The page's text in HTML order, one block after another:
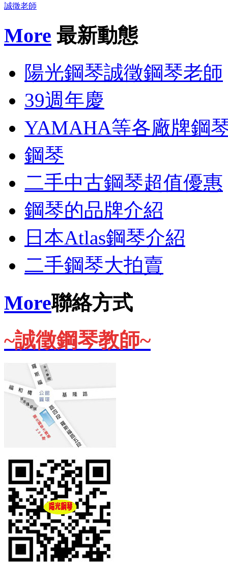
誠徵老師
More 最新動態
陽光鋼琴誠徵鋼琴老師
39週年慶
YAMAHA等各廠牌鋼
鋼琴
二手中古鋼琴超值優惠
鋼琴的品牌介紹
日本Atlas鋼琴介紹
二手鋼琴大拍賣
More聯絡方式
~誠徵鋼琴教師~